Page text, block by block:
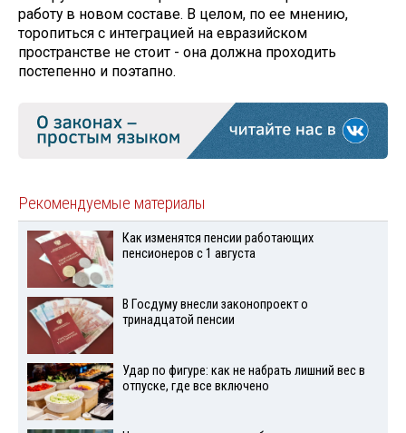
работу в новом составе. В целом, по ее мнению,
торопиться с интеграцией на евразийском
пространстве не стоит - она должна проходить
постепенно и поэтапно.
Рекомендуемые материалы
Как изменятся пенсии работающих
пенсионеров с 1 августа
В Госдуму внесли законопроект о
тринадцатой пенсии
Удар по фигуре: как не набрать лишний вес в
отпуске, где все включено